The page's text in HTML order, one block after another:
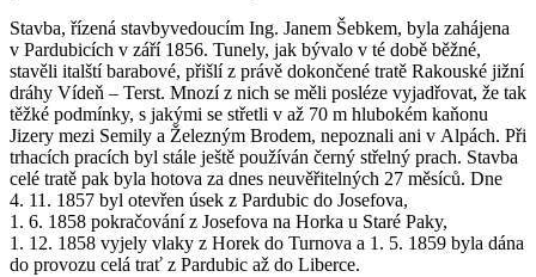
Stavba, řízená stavbyvedoucím Ing. Janem Šebkem, byla zahájena
v Pardubicích v září 1856. Tunely, jak bývalo v té době běžné,
stavěli italští barabové, přišlí z právě dokončené tratě Rakouské jižní
dráhy Vídeň – Terst. Mnozí z nich se měli posléze vyjadřovat, že tak
těžké podmínky, s jakými se střetli v až 70 m hlubokém kaňonu
Jizery mezi Semily a Železným Brodem, nepoznali ani v Alpách. Při
trhacích pracích byl stále ještě používán černý střelný prach. Stavba
celé tratě pak byla hotova za dnes neuvěřitelných 27 měsíců. Dne
4. 11. 1857 byl otevřen úsek z Pardubic do Josefova,
1. 6. 1858 pokračování z Josefova na Horka u Staré Paky,
1. 12. 1858 vyjely vlaky z Horek do Turnova a 1. 5. 1859 byla dána
do provozu celá trať z Pardubic až do Liberce.